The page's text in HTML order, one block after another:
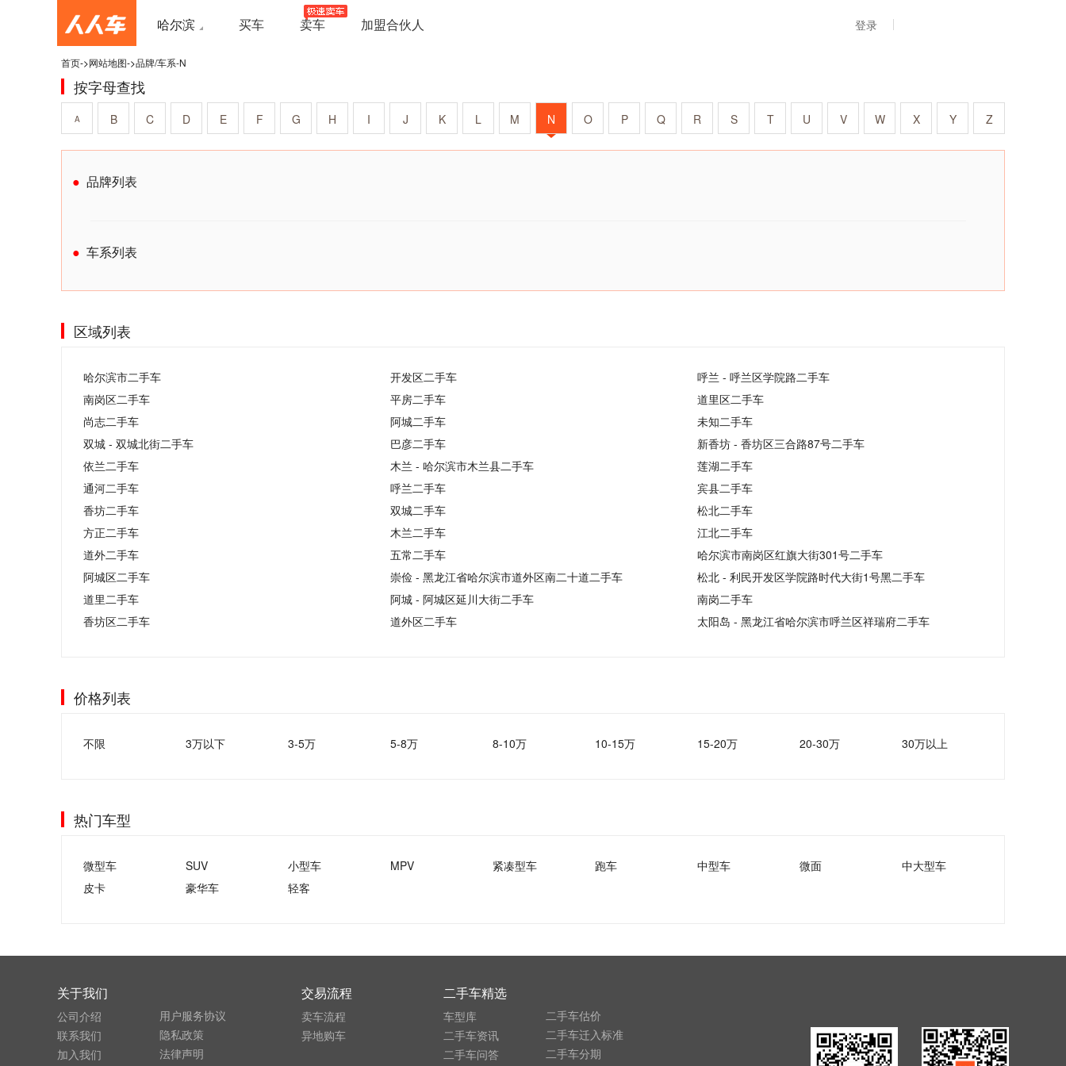
哈尔滨 买车 卖车 加盟合伙人 登录
首页->网站地图->品牌/车系-N
按字母查找
A B C D E F G H I J K L M N O P Q R S T U V W X Y Z
品牌列表
车系列表
区域列表
哈尔滨市二手车 开发区二手车
呼兰 - 呼兰区学院路二手车
南岗区二手车
平房二手车
道里区二手车
尚志二手车
阿城二手车
未知二手车
双城 - 双城北街二手车
巴彦二手车
新香坊 - 香坊区三合路87号二手车
依兰二手车
木兰 - 哈尔滨市木兰县二手车
莲湖二手车
通河二手车
呼兰二手车
宾县二手车
香坊二手车
双城二手车
松北二手车
方正二手车
木兰二手车
江北二手车
道外二手车
五常二手车
哈尔滨市南岗区红旗大街301号二手车
阿城区二手车
崇俭 - 黑龙江省哈尔滨市道外区南二十道二手车
松北 - 利民开发区学院路时代大街1号黑二手车
道里二手车
阿城 - 阿城区延川大街二手车
南岗二手车
香坊区二手车
道外区二手车 太阳岛 - 黑龙江省哈尔滨市呼兰区祥瑞府二手车
价格列表
不限 3万以下 3-5万 5-8万 8-10万 10-15万 15-20万 20-30万 30万以上
热门车型
微型车 SUV 小型车 MPV 紧凑型车 跑车 中型车 微面
中大型车
皮卡
豪华车 轻客
关于我们
公司介绍
联系我们
加入我们
用户服务协议
隐私政策
法律声明
交易流程
卖车流程
异地购车
二手车精选
车型库
二手车资讯
二手车问答
二手车估价
二手车迁入标准
二手车分期